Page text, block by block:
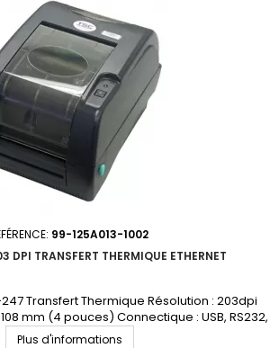
99-125A013-1002
DPI TRANSFERT THERMIQUE ETHERNET
Transfert Thermique Résolution : 203dpi
mm (4 pouces) Connectique : USB, RS232,
Demandez votre devis personnalisé
Plus d'informations